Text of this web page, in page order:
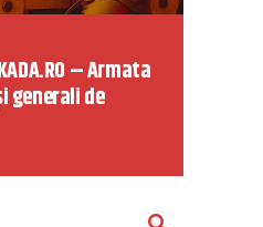
– Armata
generali de